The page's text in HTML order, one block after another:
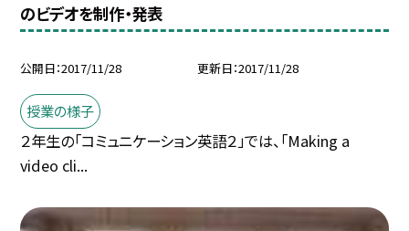
のビデオを制作・発表
公開日 2017/11/28 更新日 2017/11/28
授業の様子
２年生の「コミュニケーション英語２」では、「Making a
video cli...